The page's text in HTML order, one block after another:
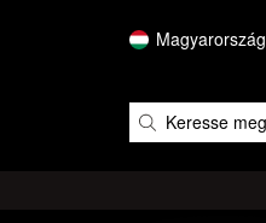
Magyarország